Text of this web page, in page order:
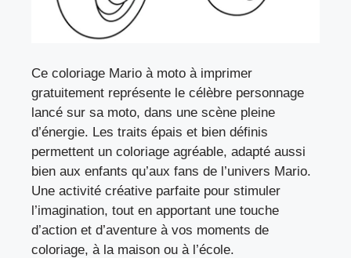
Ce coloriage Mario à moto à imprimer
gratuitement représente le célèbre personnage
lancé sur sa moto, dans une scène pleine
d’énergie. Les traits épais et bien définis
permettent un coloriage agréable, adapté aussi
bien aux enfants qu’aux fans de l’univers Mario.
Une activité créative parfaite pour stimuler
l’imagination, tout en apportant une touche
d’action et d’aventure à vos moments de
coloriage, à la maison ou à l’école.